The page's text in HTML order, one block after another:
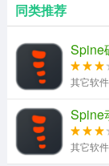
同类推荐
Spine
其它软件
Spine
其它软件